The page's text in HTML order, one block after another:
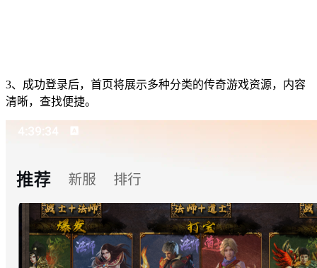
3、成功登录后，首页将展示多种分类的传奇游戏资源，内容
清晰，查找便捷。